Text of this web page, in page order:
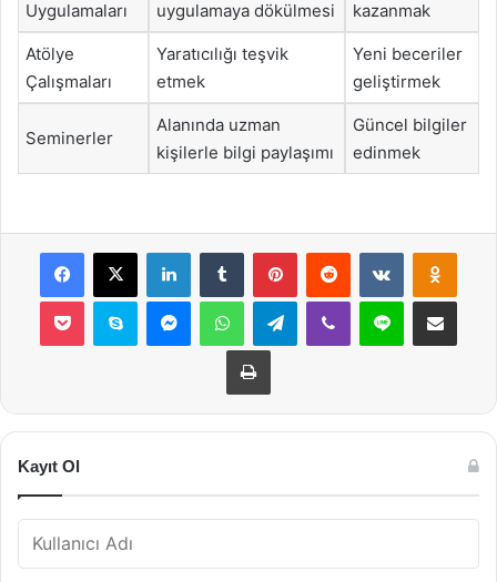
Uygulamaları
uygulamaya dökülmesi
kazanmak
Atölye
Çalışmaları
Yaratıcılığı teşvik
etmek
Yeni beceriler
geliştirmek
Seminerler
Alanında uzman
kişilerle bilgi paylaşımı
Güncel bilgiler
edinmek
Facebook
X LinkedInTumblr PinterestReddit VKontakte
Pocket Skype MessengerWhatsAppTelegramViber Line E-Posta ile
Yazdır
Kayıt Ol